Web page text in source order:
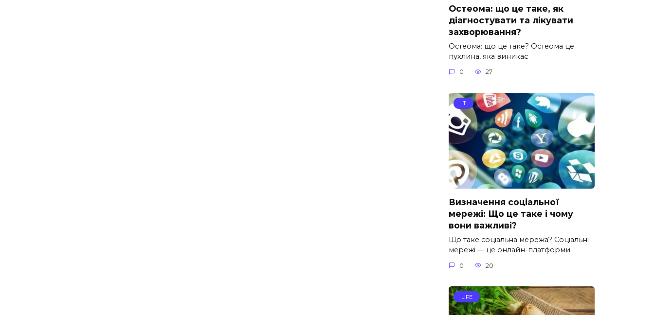
Остеома: що це таке, як
діагностувати та лікувати
захворювання?
Остеома: що це таке? Остеома це
пухлина, яка виникає
0 27
IT
Визначення соціальної
мережі: Що це таке і чому
вони важливі?
Що таке соціальна мережа? Соціальні
мережі — це онлайн-платформи
0 20
LIFE